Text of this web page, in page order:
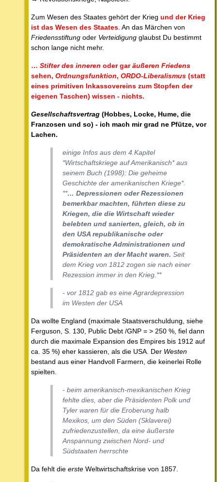
Zum Wesen des Staates gehört der Krieg und der Krieg
ist das Wesen des Staates . An das Märchen von
Friedensstiftung oder Verteidigung glaubst Du bestimmt
schon lange nicht mehr.
… Stifter des inneren oder garäußeren Friedens
sehen, Ordnungsfunktion, ORDO-Liberalismus (statt
eines primitiven Inkassovereins zum Stopfen der
eigenen Taschen) wissen - nichts.
Gesellschaftsvertrag (Hobbes, Locke, Hume, die
Franzosen und so) - ich mach mir grad ne Pfütze, vor
Lachen.
einige Infos aus dem 4.Kapitel
*Wirtschaftskriege auf Amerikanisch* aus
seinem Buch (1998): Die geheime
Geschichte der amerikanischen Kriege*.
**… Depressionen oder Rezessionen
bemerkbar machten, führten diese zu
Kriegen, die die Wirtschaft wieder
belebten und sanierten, gleich, ob in
den USA republikanische oder
demokratische Administrationen und
Präsidenten an der Macht waren. Seit
dem Krieg von 1812 zogen sie nach einer
Rezession immer in den Krieg.**
- vor 1812 gab es eine Agrardepression
im Westen der USA
Da wollte England (maximale Staatsverschuldung, siehe
Ferguson, S. 130, Public Debt /GNP = > 250 %, fiel dann
durch die maximale Expansion des Empires bis 1912 auf
ca. 35 %) eher kassieren, als die USA. Der Westen
bestand aus einer Handvoll Farmern, die keinerlei Rolle
spielten.
- beim amerikanisch-mexikanischen Krieg
fehlte dies, aber die Präsidenten Polk und
Tyler waren für die Eroberung halb
Mexikos, um den Süden (Sklaverei)
zufriedenzustellen, da eine äußerste
Anspannung zwischen Nord- und
Südstaaten herrschte
Da fehlt die erste Weltwirtschaftskrise von 1857.